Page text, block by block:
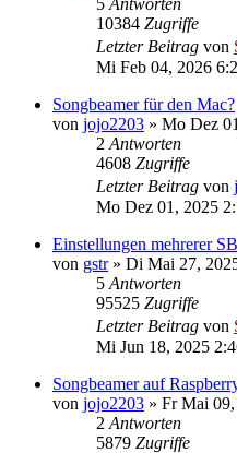
10384 Zugriffe
Letzter Beitrag von
Mi Feb 04, 2026
Songbeamer für den Mac?
von jojo2203 » Mo Dez
2 Antworten
4608 Zugriffe
Letzter Beitrag von
Mo Dez 01, 2025
Einstellungen mehrerer
von gstr» Di Mai 27,
5 Antworten
95525 Zugriffe
Letzter Beitrag von
Mi Jun 18, 2025
Songbeamer auf
von jojo2203 » Fr Mai 09,
2 Antworten
5879 Zugriffe